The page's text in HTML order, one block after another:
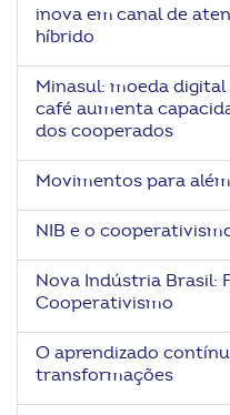
inova em canal de
híbrido
Minasul: moeda
café aumenta
dos cooperados
Movimentos para
NIB e o
Nova Indústria Brasil:
Cooperativismo
O aprendizado
transformações